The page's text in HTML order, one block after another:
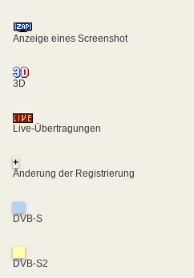
Anzeige eines Screenshot
3D
Live-Übertragungen
+
Änderung der Registrierung
DVB-S
DVB-S2